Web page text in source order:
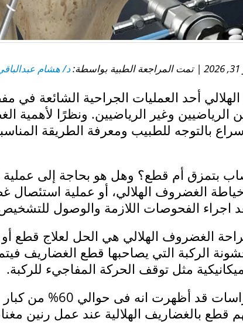
د/ هشام
أحد العمليات الجراحية الشائعة في
الرياضيين وغير الرياضيين. ونظرًا لأهمية
بالتوجه للطبيب ومعرفة الطريقة
بتمزق أم قطع؟ وهل هو بحاجة إلى
الغضروف الهلالي، أو عملية استئصال
اجراء الفحوصات اللازمة والوصول
الغضروف الهلالي هي الحل لعلاج قطع
الركبة التي يصاحبها قطع الغضاريف
مثل توقف الحركة المفاجيء للركبة.
كما ان بعض الدراسات
قطع بالغضاريف الهلالية عند عمل رنين